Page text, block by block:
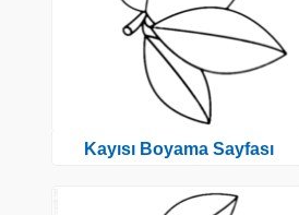
Kayısı Boyama Sayfası